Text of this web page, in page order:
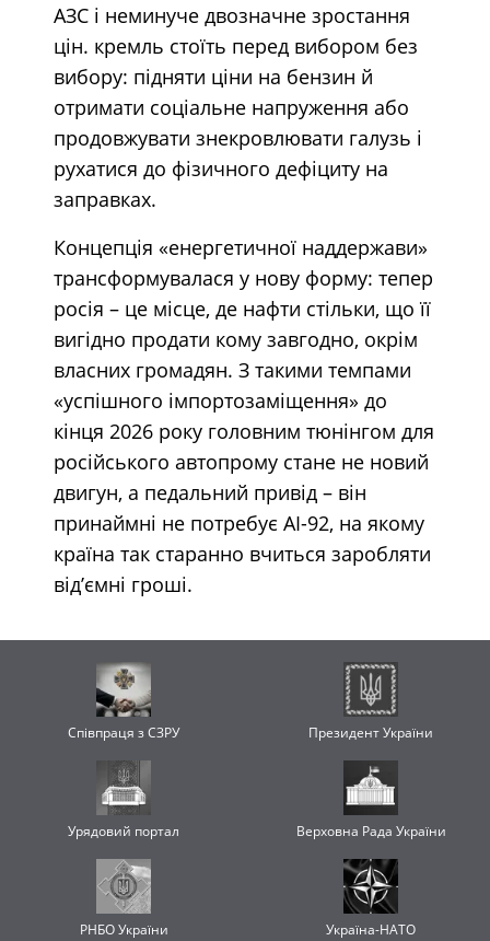
АЗС і неминуче двозначне зростання
цін. кремль стоїть перед вибором без
вибору: підняти ціни на бензин й
отримати соціальне напруження або
продовжувати знекровлювати галузь і
рухатися до фізичного дефіциту на
заправках.
Концепція «енергетичної наддержави»
трансформувалася у нову форму: тепер
росія – це місце, де нафти стільки, що її
вигідно продати кому завгодно, окрім
власних громадян. З такими темпами
«успішного імпортозаміщення» до
кінця 2026 року головним тюнінгом для
російського автопрому стане не новий
двигун, а педальний привід – він
принаймні не потребує АІ-92, на якому
країна так старанно вчиться заробляти
від’ємні гроші.
Співпраця з СЗРУ Президент України
Урядовий портал Верховна Рада України
РНБО України Україна-НАТО